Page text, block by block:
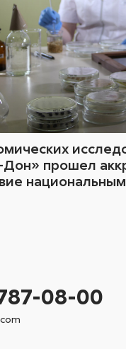
Дон» прошел
национальным
08-00